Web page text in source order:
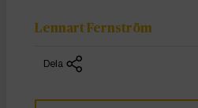
Lennart Fernström
Dela